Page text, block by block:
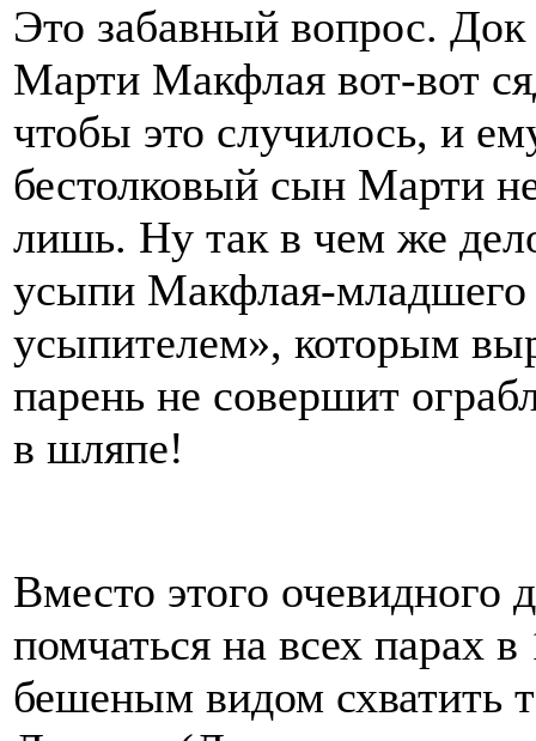
Это забавный вопрос.
Марти Макфлая вот-вот
чтобы это случилось, и
бестолковый сын Марти
лишь. Ну так в чем же
усыпи Макфлая-младшего
усыпителем», которым
парень не совершит
в шляпе!
Вместо этого очевидного
помчаться на всех парах
бешеным видом схватить